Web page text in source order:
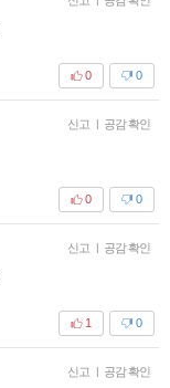
0
0
신고 | 공감 확인
0
0
신고 | 공감 확인
0
1
신고 | 공감 확인